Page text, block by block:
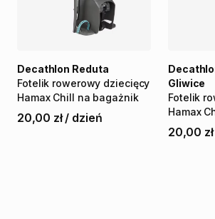
Fotelik rowerowy dziecięcy
Hamax Chill na bagażnik
Decathlon Reduta
20,00 zł / dzień
Fotelik
Hamax
Gliwice
20,00 zł